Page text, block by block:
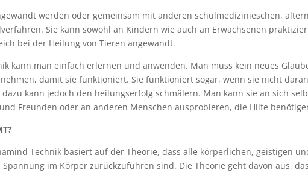
werden oder gemeinsam mit anderen schulmedizinieschen,
Sie kann sowohl an Kindern wie auch an Erwachsenen
bei der Heilung von Tieren angewandt.
kann man einfach erlernen und anwenden. Man muss kein neues
damit sie funktioniert. Sie funktioniert sogar, wenn sie nicht
kann jedoch den heilungserfolg schmälern. Man kann sie an sich
Freunden oder an anderen Menschen ausprobieren, die Hilfe
Technik basiert auf der Theorie, dass alle körperlichen, geistigen
im Körper zurückzuführen sind. Die Theorie geht davon aus,